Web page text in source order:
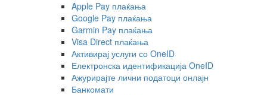
Apple Pay плаќања
Google Pay плаќања
Garmin Pay плаќања
Visa Direct плаќања
Активирај услуги со OneID
Електронска идентификација OneID
Ажурирајте лични податоци онлајн
Банкомати